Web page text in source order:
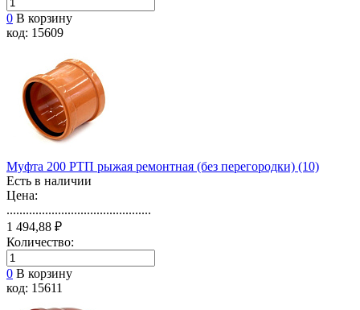
0 В корзину
код: 15609
Муфта 200 РТП рыжая ремонтная (без перегородки) (10)
Есть в наличии
Цена:
.............................................
1 494,88 ₽
Количество:
0 В корзину
код: 15611